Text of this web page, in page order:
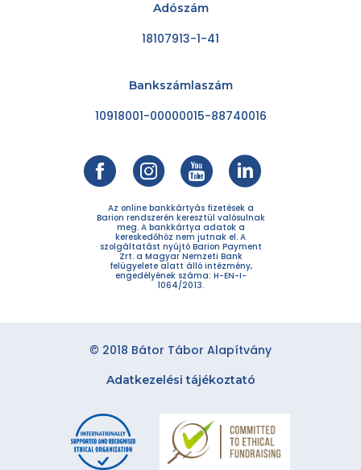
Adószám
18107913-1-41
Bankszámlaszám
10918001-00000015-88740016
Az online bankkártyás fizetések a
Barion rendszerén keresztül valósulnak
meg. A bankkártya adatok a
kereskedőhöz nem jutnak el. A
szolgáltatást nyújtó Barion Payment
Zrt. a Magyar Nemzeti Bank
felügyelete alatt álló intézmény,
engedélyének száma: H-EN-I-
1064/2013.
© 2018 Bátor Tábor Alapítvány
Adatkezelési tájékoztató